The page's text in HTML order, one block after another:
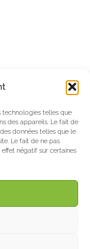
technologies telles que
des appareils. Le fait de
données telles que le
Le fait de ne pas
négatif sur certaines